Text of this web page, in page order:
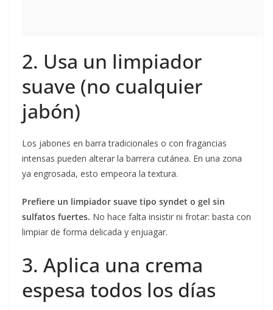
2. Usa un limpiador
suave (no cualquier
jabón)
Los jabones en barra tradicionales o con fragancias
intensas pueden alterar la barrera cutánea. En una zona
ya engrosada, esto empeora la textura.
Prefiere un limpiador suave tipo syndet o gel sin
sulfatos fuertes. No hace falta insistir ni frotar: basta con
limpiar de forma delicada y enjuagar.
3. Aplica una crema
espesa todos los días